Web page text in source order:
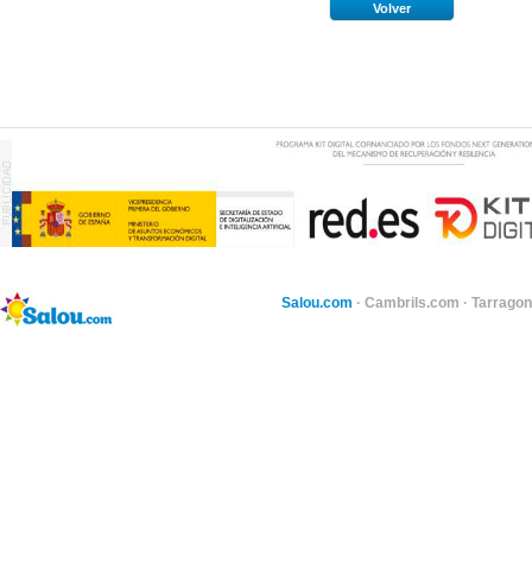
Volver
Salou.com · Cambrils.com ·